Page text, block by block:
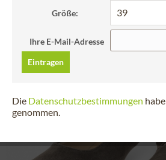
Größe:
Ihre E-Mail-Adresse
Eintragen
Die Datenschutzbestimmungen
genommen.